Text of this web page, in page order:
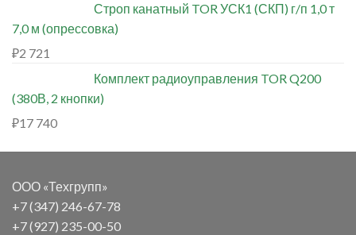
Строп канатный TOR УСК1 (СКП) г/п 1,0 т
7,0 м (опрессовка)
₽2 721
Комплект радиоуправления TOR Q200
(380В, 2 кнопки)
₽17 740
ООО «Техгрупп»
+7 (347) 246-67-78
+7 (927) 235-00-50